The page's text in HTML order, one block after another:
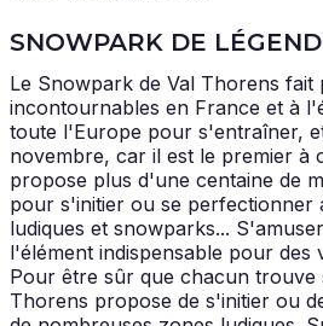
SNOWPARK DE
Le Snowpark de Val Thorens fait
incontournables en France et à
toute l'Europe pour s'entraîner,
novembre, car il est le premier à
propose plus d'une centaine de
pour s'initier ou se perfectionner
ludiques et snowparks...
l'élément indispensable pour des
Pour être sûr que chacun trouve
Thorens propose de s'initier ou